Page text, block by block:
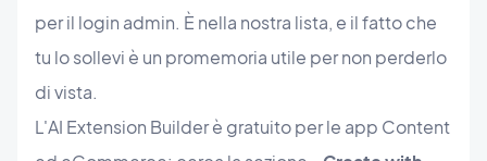
per il login admin. È nella nostra lista, e il fatto che
tu lo sollevi è un promemoria utile per non perderlo
di vista.
L'AI Extension Builder è gratuito per le app Content